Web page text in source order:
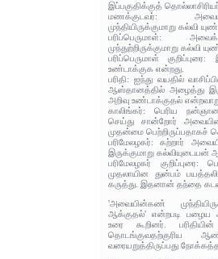
இப்பகுதிக்குத்
மணக்குடவர்:
முந்தியிருக்குமாறு கல்வி
பரிப்பெருமாள்:
முந்துற்றிருக்குமாறு கல்வி
பரிப்பெருமாள்
உண்டாக்குக என்றது.
பரிதி: ஐந்து வயதில்
ஆஸ்தானத்தில் அழைத்து
அறிவு உண்டாக்குதல்
காலிங்கர்: பெரிய
செய்து சான்றோர்
முதன்மை பெற்றிருப்பதாகச்
பரிமேலழகர்: கற்றார்
இருக்குமாறு கல்வியுடையன்
பரிமேலழகர்
முதலாயின துன்பம்
கருத்து. இதனான் தந்தை கடன்
'அவையின்கண்
ஆக்குதல்' என்றபடி பழைய
உரை கூறினர்.
தொடங்குவதற்குரிய
வரையறுத்திருப்பது